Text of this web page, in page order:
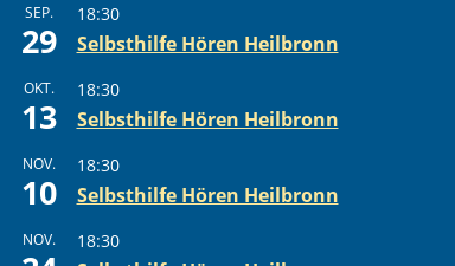
SEP.
29
18:30
Selbsthilfe Hören Heilbronn
OKT.
13
18:30
Selbsthilfe Hören Heilbronn
NOV.
10
18:30
Selbsthilfe Hören Heilbronn
NOV. 18:30